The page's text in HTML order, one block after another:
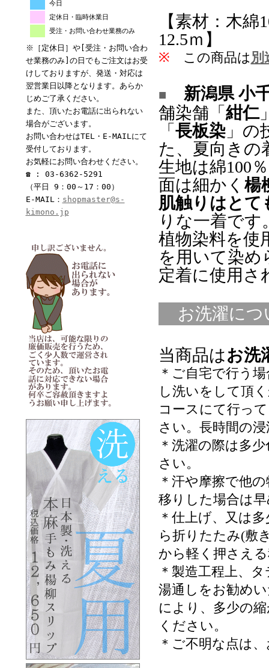
今日
定休日・臨時休業日
受注・お問い合わせ業務のみ
※［定休日］や[受注・お問い合わ
せ業務のみ]の日でもご注文はお受
けしておりますが、発送・対応は
翌営業日以降となります。あらか
じめご了承ください。
また、頂いたお電話に出られない
場合がございます。
お問い合わせはTEL・E-MAILにて
受付しております。
お気軽にお問い合わせください。
☎ : 03-6362-5291
（平日 9：00～17：00）
E-MAIL： shopmaster@s-
kimono.jp
【素材：木
12.5ｍ】
※ この商品は 別
■
新潟県 小
舗染舗「 紺仁
「 長板染」の
た、夏向きの
生地は綿100
面は細かく 楊
肌触りはとて
りな一着です
植物染料を使
を用いて染め
定着に使用さ
お洗濯につ
当商品はお洗
＊ご自宅で行う
し洗いをして頂
コースにて行っ
さい。長時間の
＊洗濯の際は多
さい。
＊汗や摩擦で他
移りした場合は
＊仕上げ、又は
ら折りたたみ(敷
から軽く押さえ
＊製造工程上、
湯通しをお勧め
により、多少の
ください。
＊ご不明な点は